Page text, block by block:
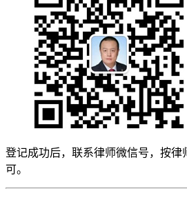
登记成功后，联系律师微信号，按律
可。